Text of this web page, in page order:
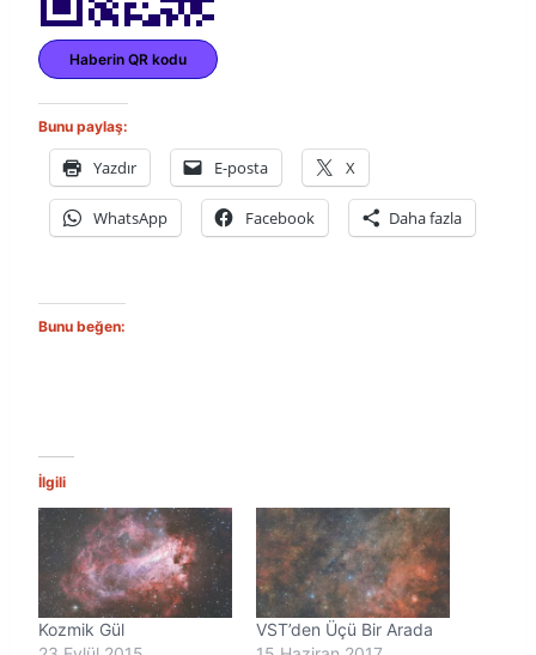
Haberin QR kodu
Bunu paylaş:
Yazdır E-posta X
WhatsApp Facebook Daha fazla
Bunu beğen:
İlgili
Kozmik Gül
VST’den Üçü Bir Arada